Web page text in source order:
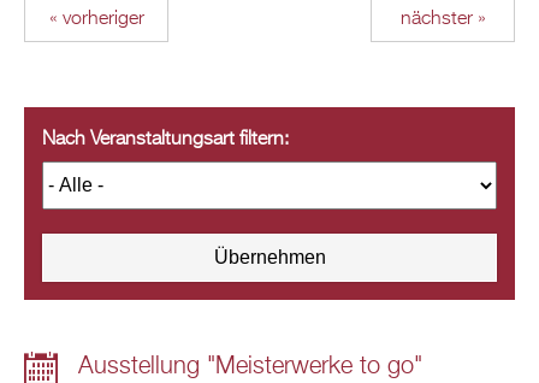
« vorheriger nächster »
Nach Veranstaltungsart filtern:
Ausstellung "Meisterwerke to go"